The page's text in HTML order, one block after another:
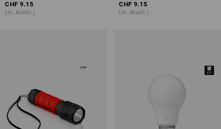
CHF 9.15
(m. MwSt.)
CHF 9.15
(m. MwSt.)